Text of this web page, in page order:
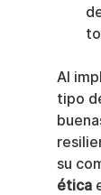
Al
tipo
su
ética